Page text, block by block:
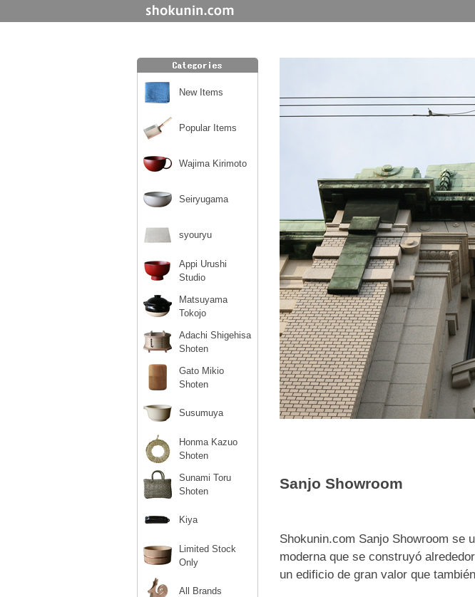
New Items
Popular Items
Wajima Kirimoto
Seiryugama
syouryu
Appi Urushi
Studio
Matsuyama
Tokojo
Adachi Shigehisa
Shoten
Gato Mikio
Shoten
Susumuya
Honma Kazuo
Shoten
Sunami Toru
Shoten
Kiya
Limited Stock
Only
All Brands
Sanjo Showroom
Shokunin.com Sanjo Showroom se
moderna que se construyó
un edificio de gran valor que